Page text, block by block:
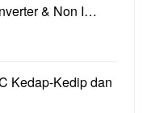
& Non I…
Kedap-Kedip dan